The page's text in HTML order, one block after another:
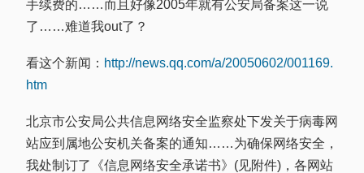
手续费的……而且好像2005年就有公安局备案这一说
了……难道我out了？
看这个新闻： http://news.qq.com/a/20050602/001169.
htm
北京市公安局公共信息网络安全监察处下发关于病毒网
站应到属地公安机关备案的通知……为确保网络安全，
我处制订了《信息网络安全承诺书》(见附件)，各网站